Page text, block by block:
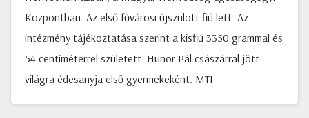
Központban. Az első fővárosi újszülött fiú lett. Az
intézmény tájékoztatása szerint a kisfiú 3350 grammal és
54 centiméterrel született. Hunor Pál császárral jött
világra édesanyja első gyermekeként. MTI